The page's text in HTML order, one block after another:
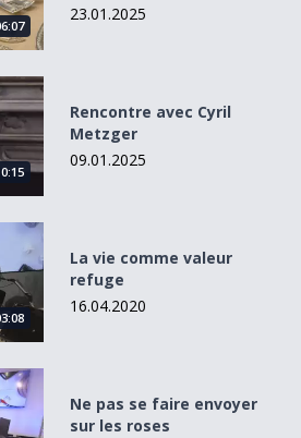
23.01.2025
Rencontre avec Cyril
Metzger
09.01.2025
La vie comme valeur
refuge
16.04.2020
sur les roses
Ne pas se faire envoyer
sur les roses